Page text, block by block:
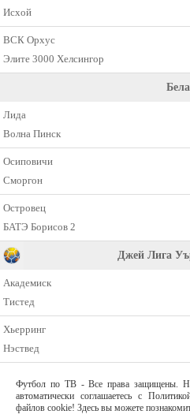
Исхой
ВСК Орхус
Элите 3000 Хелсингор
Лида
Волна Пинск
Осиповичи
Сморгон
Островец
БАТЭ Борисов 2
Джей Лига
Академиск
Тистед
Хьерринг
Нэствед
Футбол по ТВ - Все права защищены.
автоматически соглашаетесь с
файлов cookie! Здесь вы можете